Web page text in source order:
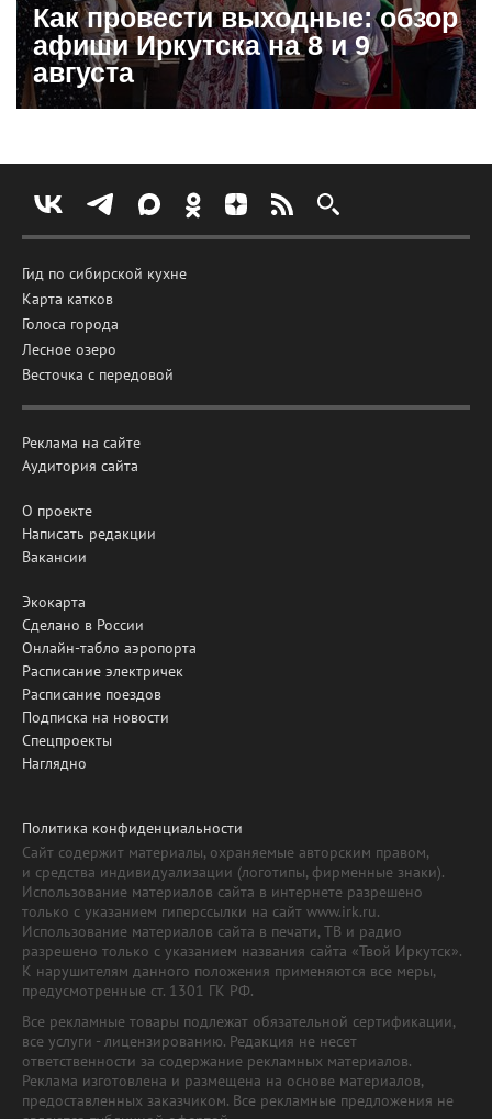
Как провести выходные: обзор
афиши Иркутска на 8 и 9
августа
Гид по сибирской кухне
Карта катков
Голоса города
Лесное озеро
Весточка с передовой
Реклама на сайте
Аудитория сайта
О проекте
Написать редакции
Вакансии
Экокарта
Сделано в России
Онлайн-табло аэропорта
Расписание электричек
Расписание поездов
Подписка на новости
Спецпроекты
Наглядно
Политика конфиденциальности
Сайт содержит материалы, охраняемые авторским правом,
и средства индивидуализации (логотипы, фирменные знаки).
Использование материалов сайта в интернете разрешено
только с указанием гиперссылки на сайт www.irk.ru.
Использование материалов сайта в печати, ТВ и радио
разрешено только с указанием названия сайта «Твой Иркутск».
К нарушителям данного положения применяются все меры,
предусмотренные ст. 1301 ГК РФ.
Все рекламные товары подлежат обязательной сертификации,
все услуги - лицензированию. Редакция не несет
ответственности за содержание рекламных материалов.
Реклама изготовлена и размещена на основе материалов,
предоставленных заказчиком. Все рекламные предложения не